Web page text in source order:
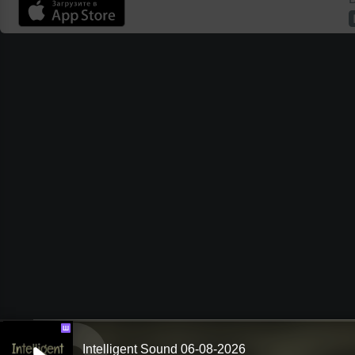
Ш
Intelligent Sound 06-08-2026